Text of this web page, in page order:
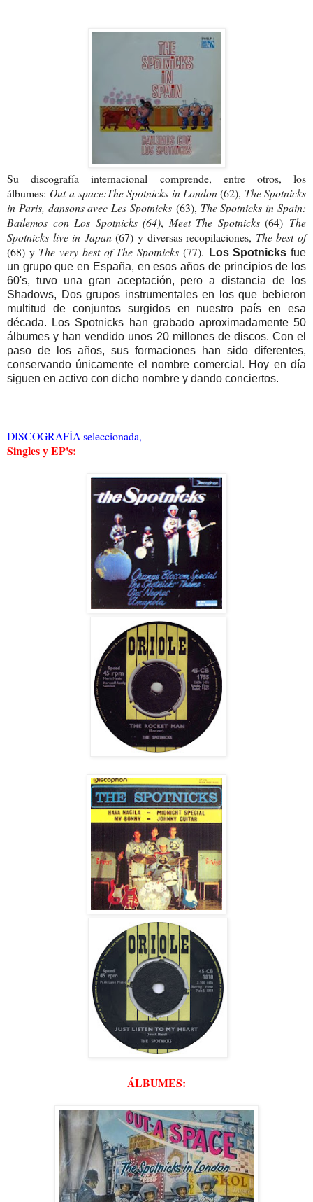
Su discografía internacional comprende, entre otros, los
álbumes: Out a-space:The Spotnicks in London(62), The Spotnicks
in Paris, dansons avec Les Spotnicks (63), The Spotnicks in Spain:
Bailemos con Los Spotnicks (64), Meet The Spotnicks(64) The
Spotnicks live in Japan(67) y diversas recopilaciones, The best of
(68) y The very best of The Spotnicks (77). Los Spotnicks fue
un grupo que en España, en esos años de principios de los
60's, tuvo una gran aceptación, pero a distancia de los
Shadows, Dos grupos instrumentales en los que bebieron
multitud de conjuntos surgidos en nuestro país en esa
década. Los Spotnicks han grabado aproximadamente 50
álbumes y han vendido unos 20 millones de discos. Con el
paso de los años, sus formaciones han sido diferentes,
conservando únicamente el nombre comercial. Hoy en día
siguen en activo con dicho nombre y dando conciertos.
DISCOGRAFÍA seleccionada,
Singles y EP's:
ÁLBUMES: